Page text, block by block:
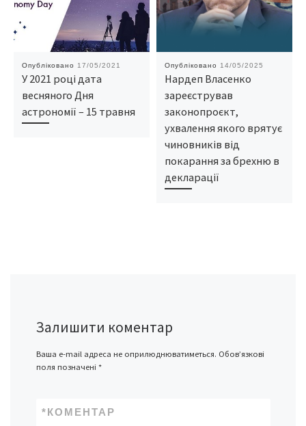
Опубліковано 17/05/2021
У 2021 році дата
весняного Дня
астрономії – 15 травня
Опубліковано 14/05/2025
Нардеп Власенко
зареєстрував
законопроєкт,
ухвалення якого врятує
чиновників від
покарання за брехню в
декларації
Залишити коментар
Ваша e-mail адреса не оприлюднюватиметься. Обов’язкові
поля позначені *
КОМЕНТАР
*